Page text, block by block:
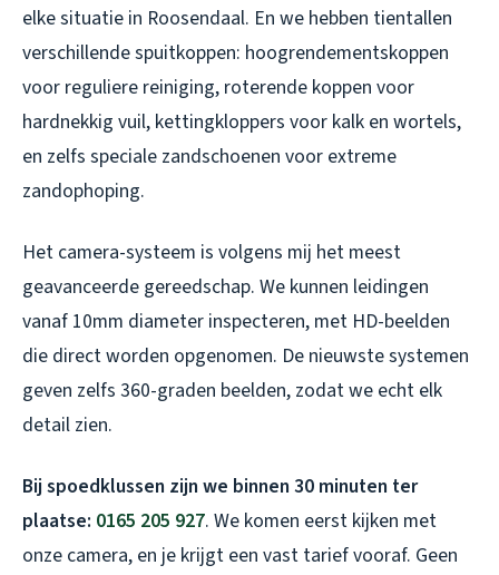
elke situatie in Roosendaal. En we hebben tientallen
verschillende spuitkoppen: hoogrendementskoppen
voor reguliere reiniging, roterende koppen voor
hardnekkig vuil, kettingkloppers voor kalk en wortels,
en zelfs speciale zandschoenen voor extreme
zandophoping.
Het camera-systeem is volgens mij het meest
geavanceerde gereedschap. We kunnen leidingen
vanaf 10mm diameter inspecteren, met HD-beelden
die direct worden opgenomen. De nieuwste systemen
geven zelfs 360-graden beelden, zodat we echt elk
detail zien.
Bij spoedklussen zijn we binnen 30 minuten ter
plaatse: 0165 205 927. We komen eerst kijken met
onze camera, en je krijgt een vast tarief vooraf. Geen